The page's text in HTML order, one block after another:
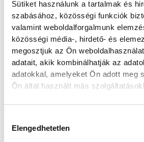
Sütiket használunk a tartalmak és
szabásához, közösségi funkciók
valamint weboldalforgalmunk
közösségi média-, hirdető- és
megosztjuk az Ön
adatait, akik kombinálhatják az
adatokkal, amelyeket Ön adott meg
Ön által használt más
Elengedhetetlen
TOVÁBBI